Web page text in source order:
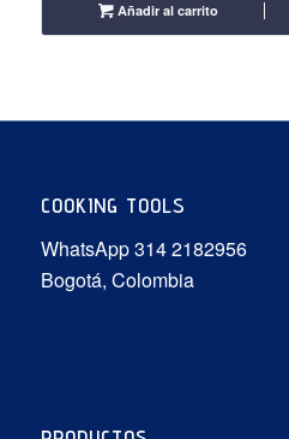
Añadir al carrito
COOKING TOOLS
WhatsApp 314 2182956
Bogotá, Colombia